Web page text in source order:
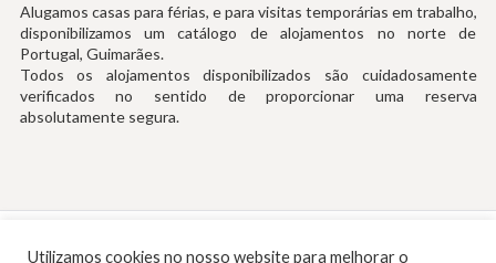
Alugamos casas para férias, e para visitas temporárias em trabalho,
disponibilizamos um catálogo de alojamentos no norte de
Portugal, Guimarães.
Todos os alojamentos disponibilizados são cuidadosamente
verificados no sentido de proporcionar uma reserva
absolutamente segura.
Tef: (+351) 253194535 (Chamada para Rede Fixa Nacional)
Utilizamos cookies no nosso website para melhorar o